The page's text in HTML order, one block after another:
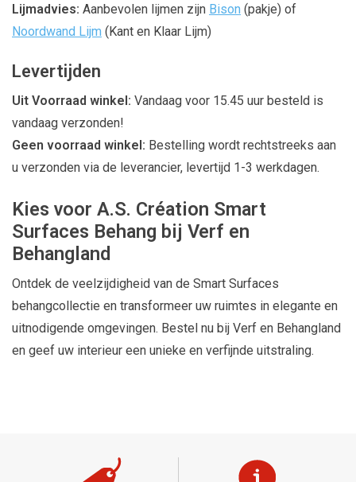
Lijmadvies: Aanbevolen lijmen zijn Bison (pakje) of
Noordwand Lijm (Kant en Klaar Lijm)
Levertijden
Uit Voorraad winkel: Vandaag voor 15.45 uur besteld is
vandaag verzonden!
Geen voorraad winkel: Bestelling wordt rechtstreeks aan
u verzonden via de leverancier, levertijd 1-3 werkdagen.
Kies voor A.S. Création Smart
Surfaces Behang bij Verf en
Behangland
Ontdek de veelzijdigheid van de Smart Surfaces
behangcollectie en transformeer uw ruimtes in elegante en
uitnodigende omgevingen. Bestel nu bij Verf en Behangland
en geef uw interieur een unieke en verfijnde uitstraling.